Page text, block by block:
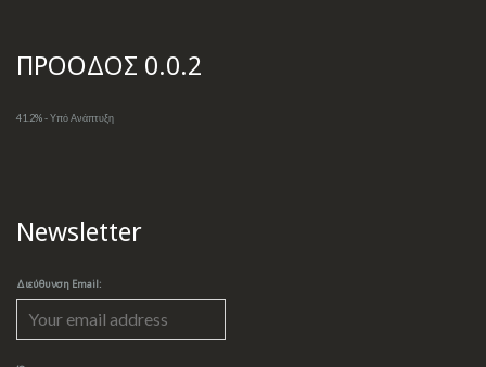
ΠΡΟΟΔΟΣ 0.0.2
41.2% - Υπό Ανάπτυξη
Newsletter
Διεύθυνση Email: